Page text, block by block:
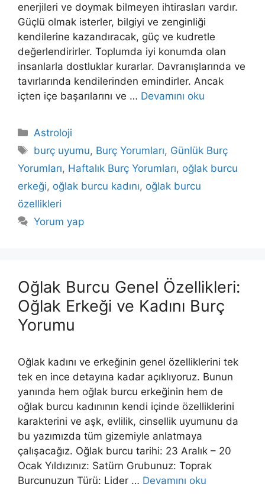
enerjileri ve doymak bilmeyen ihtirasları vardır.
Güçlü olmak isterler, bilgiyi ve zenginliği
kendilerine kazandıracak, güç ve kudretle
değerlendirirler. Toplumda iyi konumda olan
insanlarla dostluklar kurarlar. Davranışlarında ve
tavırlarında kendilerinden emindirler. Ancak
içten içe başarılarını ve … Devamını oku
Kategoriler
Astroloji
Etiketler
burç uyumu, Burç Yorumları, Günlük Burç
Yorumları, Haftalık Burç Yorumları, oğlak burcu
erkeği, oğlak burcu kadını, oğlak burcu
özellikleri
Yorum yap
Oğlak Burcu Genel Özellikleri:
Oğlak Erkeği ve Kadını Burç
Yorumu
Oğlak kadını ve erkeğinin genel özelliklerini tek
tek en ince detayına kadar açıklıyoruz. Bunun
yanında hem oğlak burcu erkeğinin hem de
oğlak burcu kadınının kendi içinde özelliklerini
karakterini ve aşk, evlilik, cinsellik uyumunu da
bu yazımızda tüm gizemiyle anlatmaya
çalışacağız. Oğlak burcu tarihi: 23 Aralık – 20
Ocak Yıldızınız: Satürn Grubunuz: Toprak
Burcunuzun Türü: Lider … Devamını oku